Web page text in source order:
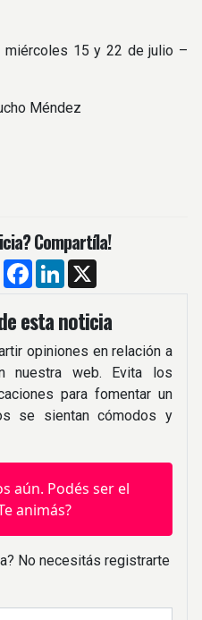
miércoles 15 y 22 de julio –
Méndez
Compartíla!
TelegramFacebook
LinkedIn
esta noticia
opiniones en relación a
nuestra web. Evita los
para fomentar un
se sientan cómodos y
aún. Podés ser el
animás?
No necesitás registrarte